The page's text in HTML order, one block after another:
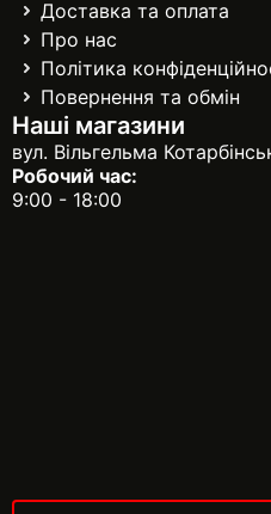
Доставка та оплата
Про нас
Політика
Повернення та обмін
Наші магазини
вул. Вільгельма
Робочий час:
9:00 - 18:00